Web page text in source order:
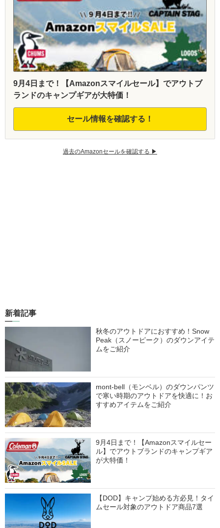
9月4日まで！【Amazonスマイルセール】でアウトブ
ランドのキャンプギアが大特価！
セール情報を確認する！
過去のAmazonセールを確認する ▶︎
新着記事
秋冬のアウトドアにおすすめ！Snow
Peak（スノーピーク）のダウンアイテ
ムをご紹介
mont-bell（モンベル）のダウンパンツ
で寒い時期のアウトドアを快適に！お
すすめアイテムをご紹介
9月4日まで！【Amazonスマイルセー
ル】でアウトブランドのキャンプギア
が大特価！
【DOD】キャンプ始める方必見！タイ
ムセール対象のアウトドア商品7選